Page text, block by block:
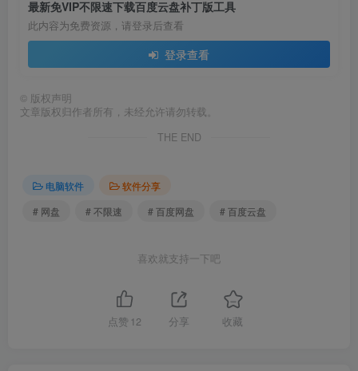
最新免VIP不限速下载百度云盘补丁版工具
此内容为免费资源，请登录后查看
登录查看
© 版权声明
文章版权归作者所有，未经允许请勿转载。
THE END
电脑软件
软件分享
# 网盘
# 不限速 # 百度网盘 # 百度云盘
喜欢就支持一下吧
点赞 12 分享 收藏